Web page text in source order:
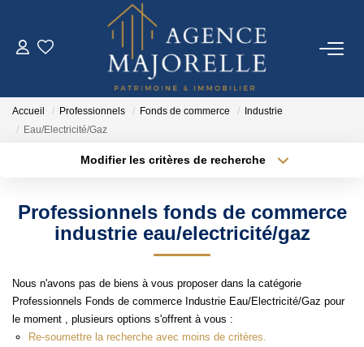
ACHETER
FAIRE GÉRER
IMMO NEUF
NOTRE AGENCE
Accueil Professionnels Fonds de commerce
Industrie
Eau/Electricité/Gaz
Modifier les critères de recherche
Sélectionnez...
Type de bien
Surface min
Créer une alerte
Professionnels fonds de commerce
industrie eau/electricité/gaz
Nous n'avons pas de biens à vous proposer dans la catégorie
Professionnels Fonds de commerce Industrie Eau/Electricité/Gaz pour
le moment , plusieurs options s'offrent à vous :
Re-soumettre la recherche avec moins de critères.